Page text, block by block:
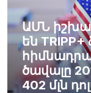
ԱՄՆ
են
ծավալը
402 մլն